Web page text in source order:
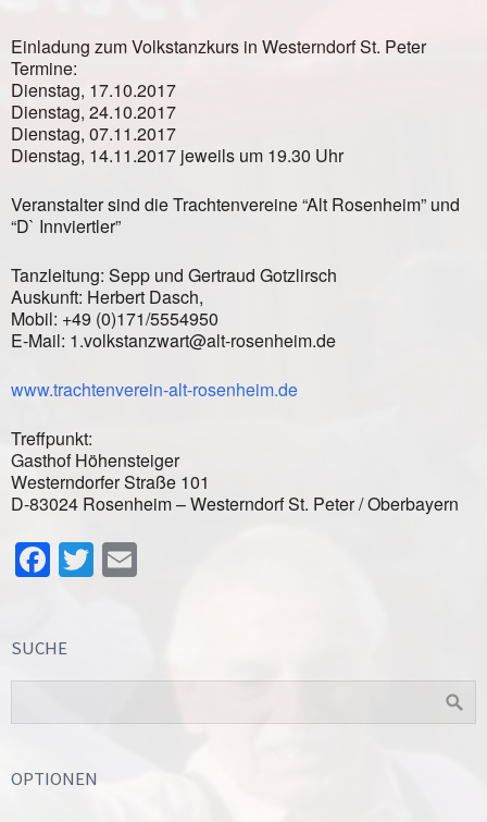
Einladung zum Volkstanzkurs in Westerndorf St. Peter
Termine:
Dienstag, 17.10.2017
Dienstag, 24.10.2017
Dienstag, 07.11.2017
Dienstag, 14.11.2017 jeweils um 19.30 Uhr
Veranstalter sind die Trachtenvereine “Alt Rosenheim” und
“D` Innviertler”
Tanzleitung: Sepp und Gertraud Gotzlirsch
Auskunft: Herbert Dasch,
Mobil: +49 (0)171/5554950
E-Mail: 1.volkstanzwart@alt-rosenheim.de
www.trachtenverein-alt-rosenheim.de
Treffpunkt:
Gasthof Höhensteiger
Westerndorfer Straße 101
D-83024 Rosenheim – Westerndorf St. Peter / Oberbayern
Facebook
Twitter
SUCHE
OPTIONEN